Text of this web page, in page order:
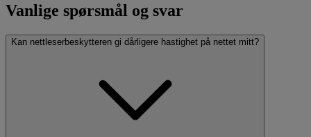
Vanlige spørsmål og svar
Kan nettleserbeskytteren gi dårligere hastighet på nettet mitt?